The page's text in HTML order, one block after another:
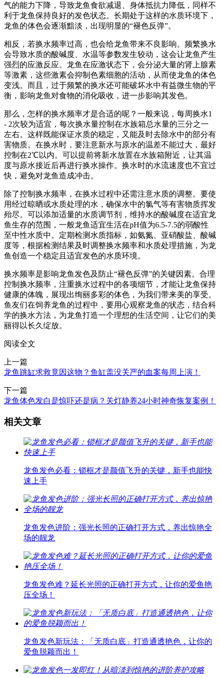
气的能力下降，导致龙鱼食欲减退、身体抵抗力降低，同样不
利于龙鱼保持良好的发色状态。长期处于这样的水质环境下，
龙鱼的体色会逐渐黯淡，出现明显的“褪色反弹”。
相反，若换水频率过高，也会给龙鱼带来不良影响。频繁换水
会导致水质的酸碱度、水温等参数发生较动，这会让龙鱼产生
强烈的应激反应。龙鱼在应激状态下，会分泌大量的肾上腺素
等激素，这些激素会抑制色素细胞的活动，从而使龙鱼的体色
变浅。而且，过于频繁的换水还可能破坏水中有益微生物的平
衡，影响龙鱼对食物的消化吸收，进一步影响其发色。
那么，怎样的换水频率才是合适的呢？一般来说，每周换水1
- 2次较为适宜，每次换水量控制在水族箱总水量的三分之一
左右。这样既能保证水质的稳定，又能及时去除水中的部分有
害物质。在换水时，要注意新水与原水的温差不能过大，最好
控制在2℃以内。可以提前将新水放置在水族箱附近，让其温
度与原水接近后再进行换水操作。换水时的水流速度也不宜过
快，避免对龙鱼造成冲击。
除了控制换水频率，在换水过程中还需注意水质的调整。要使
用经过晾晒或水质处理的水，确保水中的氯气等有害物质挥发
殆尽。可以添加适量的水质调节剂，维持水的酸碱度在适宜龙
鱼生存的范围，一般龙鱼适宜生活在pH值为6.5-7.5的弱酸性
至中性水质中。定期检测水质指标，如氨氮、亚硝酸盐、酸碱
度等，根据检测结果及时调整换水频率和水质处理措施，为龙
鱼创造一个稳定且适宜发色的水质环境。
换水频率是影响龙鱼发色及防止“褪色反弹”的关键因素。合理
控制换水频率，注重换水过程中的各项细节，才能让龙鱼保持
健康的体魄，展现出绚丽多彩的体色，为我们带来美的享受。
鱼友们在饲养龙鱼的过程中，要用心观察龙鱼的状态，结合科
学的换水方法，为龙鱼打造一个理想的生活空间，让它们的美
丽得以长久绽放。
阅读全文
上一篇
龙鱼跳缸求救竟因这物？鱼缸盖没关严的血案每周上演！
下一篇
龙鱼体色发白是惊吓还是病？关灯静养24小时神奇恢复案例！
相关文章
龙鱼发色必看：锁框才是颜值飞升的关键，新手也能快
速上手
龙鱼发色进阶：强光长照的正确打开方式，养出惊艳全
场的靓龙
龙鱼发色难？延长光照的正确打开方式，让你的爱鱼艳
压全场！
龙鱼发色新玩法：「无质白底」打造通透艳色，让你的
爱鱼脱颖而出！